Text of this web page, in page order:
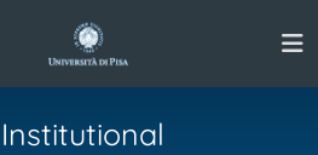
Institutional